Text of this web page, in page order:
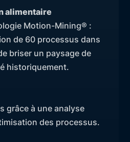
alimentaire
Motion-Mining® :
de 60 processus dans
briser un paysage de
historiquement.
grâce à une analyse
des processus.